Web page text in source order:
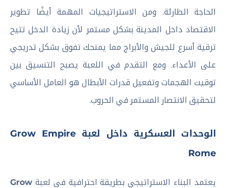
الحاجة الطارئة. ومن الاستراتيجيات المهمة أيضًا تطوير
الاقتصاد داخل المدينة بشكل مستمر لأن زيادة الدخل تتيح
ترقية أسرع للجيش والأبراج مما يمنحك تفوق بشكل تدريجي
على الأعداء. ومع التقدم في اللعبة يصبح التنسيق بين
توقيت الهجمات وتفعيل قدرات الأبطال هو العامل الأساسي
لتحقيق الانتصار المستمر في الحروب.
الوحدات العسكرية داخل لعبة Grow Empire
Rome
يعتمد البناء الاستراتيجي بطريقة احترافية فى لعبة Grow